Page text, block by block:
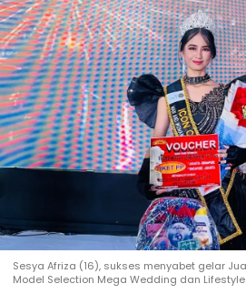
Sesya Afriza (16), sukses menyabet gelar
Model Selection Mega Wedding dan